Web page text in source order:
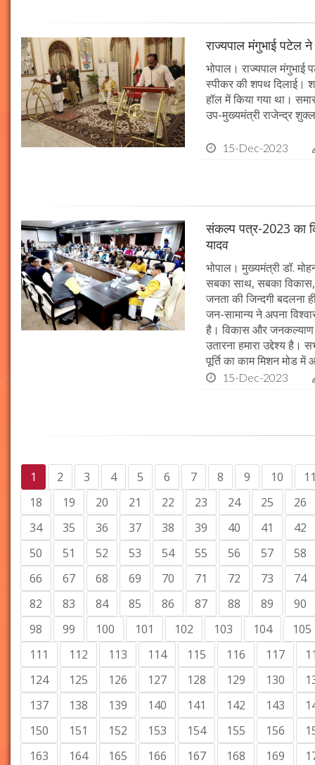
राज्यपाल मंगुभाई पटेल ने
भोपाल। राज्यपाल मंगुभाई
स्पीकर की शपथ दिलाई।
हॉल में किया गया था।
उप-मुख्यमंत्री राजेन्द्र
15-Dec-2023
संकल्प पत्र-2023 का
यादव
भोपाल। मुख्यमंत्री डॉ.
सबका साथ, सबका
जनता की जिन्दगी बदलना
जन-सामान्य ने अपना
है। विकास और
उतारना हमारा उद्देश्य
पूर्ति का काम मिशन मोड
15-Dec-2023
1 2 3 4 5 6 7 8 9 10
18
19 20 21 22 23 24 25
26
34
35 36 37 38 39 40 41
42
50
51 52 53 54 55 56 57
58
66
67 68 69 70 71 72 73
74
82
83 84 85 86 87 88 89
90
98
99 100 101 102 103 104
105
111
112 113 114 115 116 117
124
125 126 127 128 129 130
137
138 139 140 141 142 143
150
151 152 153 154 155 156
163
164 165 166 167 168 169